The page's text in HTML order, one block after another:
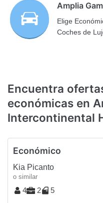
Amplia
Elige
Coches de
Encuentra
económicas en
Intercontinental
Económico
Kia Picanto
o similar
4 2 5